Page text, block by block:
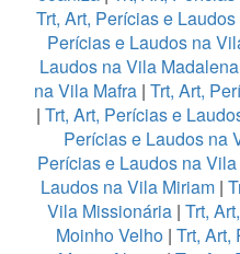
Trt, Art, Perícias e
Perícias e Laudos na
Laudos na Vila Madalena
na Vila Mafra | Trt, Art,
| Trt, Art, Perícias e
Perícias e Laudos na
Perícias e Laudos na
Laudos na Vila Miriam|
Vila Missionária | Trt,
Moinho Velho | Trt, Art,